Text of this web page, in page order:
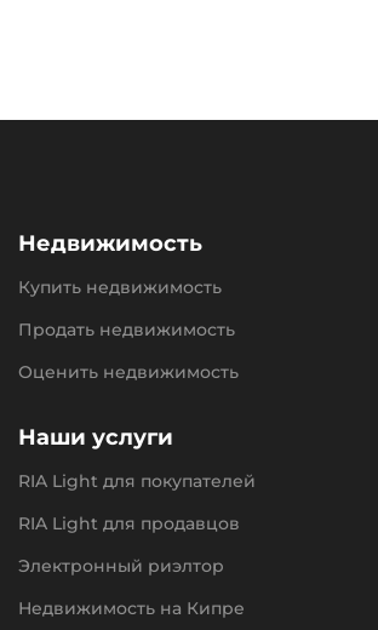
Недвижимость
Купить недвижимость
Продать недвижимость
Оценить недвижимость
Наши услуги
RIA Light для покупателей
RIA Light для продавцов
Электронный риэлтор
Недвижимость на Кипре